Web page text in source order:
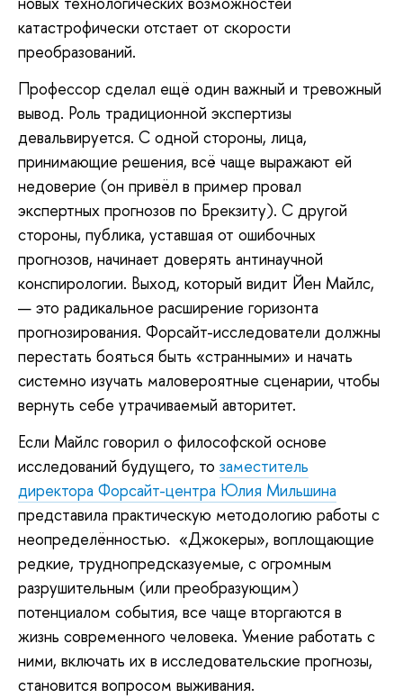
катастрофически отстает от скорости
преобразований.
Профессор сделал ещё один важный и тревожный
вывод. Роль традиционной экспертизы
девальвируется. С одной стороны, лица,
принимающие решения, всё чаще выражают ей
недоверие (он привёл в пример провал
экспертных прогнозов по Брекзиту). С другой
стороны, публика, уставшая от ошибочных
прогнозов, начинает доверять антинаучной
конспирологии. Выход, который видит Йен Майлс,
— это радикальное расширение горизонта
прогнозирования. Форсайт-исследователи должны
перестать бояться быть «странными» и начать
системно изучать маловероятные сценарии, чтобы
вернуть себе утрачиваемый авторитет.
Если Майлс говорил о философской основе
исследований будущего, то заместитель
директора Форсайт-центра Юлия Мильшина
представила практическую методологию работы с
неопределённостью. «Джокеры», воплощающие
редкие, труднопредсказуемые, с огромным
разрушительным (или преобразующим)
потенциалом события, все чаще вторгаются в
жизнь современного человека. Умение работать с
ними, включать их в исследовательские прогнозы,
становится вопросом выживания.